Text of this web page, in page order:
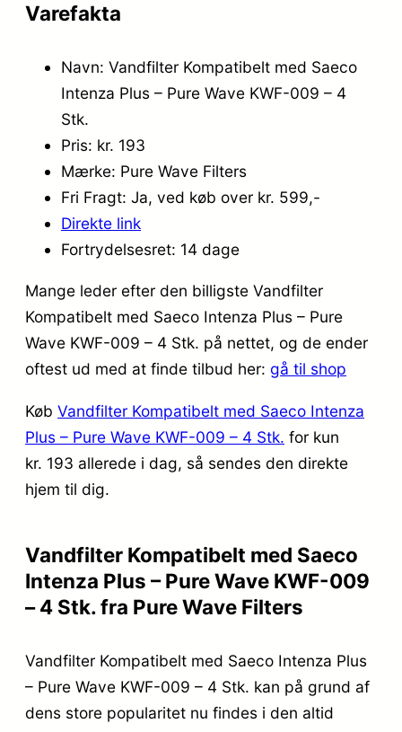
Varefakta
Navn: Vandfilter Kompatibelt med Saeco
Intenza Plus – Pure Wave KWF-009 – 4
Stk.
Pris: kr. 193
Mærke: Pure Wave Filters
Fri Fragt: Ja, ved køb over kr. 599,-
Direkte link
Fortrydelsesret: 14 dage
Mange leder efter den billigste Vandfilter
Kompatibelt med Saeco Intenza Plus – Pure
Wave KWF-009 – 4 Stk. på nettet, og de ender
oftest ud med at finde tilbud her: gå til shop
Køb Vandfilter Kompatibelt med Saeco Intenza
Plus – Pure Wave KWF-009 – 4 Stk. for kun
kr. 193 allerede i dag, så sendes den direkte
hjem til dig.
Vandfilter Kompatibelt med Saeco
Intenza Plus – Pure Wave KWF-009
– 4 Stk. fra Pure Wave Filters
Vandfilter Kompatibelt med Saeco Intenza Plus
– Pure Wave KWF-009 – 4 Stk. kan på grund af
dens store popularitet nu findes i den altid